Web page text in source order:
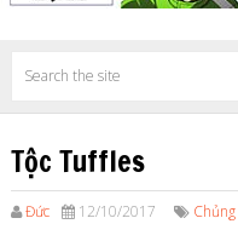
Tộc Tuffles
Đức 12/10/2017